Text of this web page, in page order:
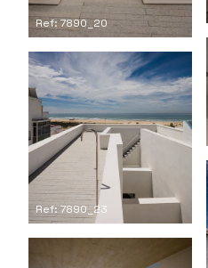
Ref: 7890_20
Ref: 7890_23